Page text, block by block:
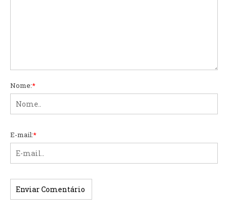
Nome:*
E-mail:*